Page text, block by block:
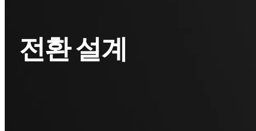
전환 설계